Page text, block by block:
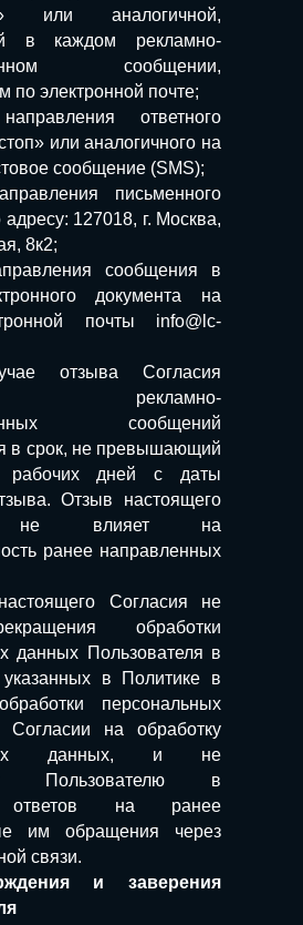
или аналогичной,
в каждом рекламно-
сообщении,
по электронной почте;
ответного
или аналогичного на
сообщение (SMS);
письменного
127018, г. Москва,
8к2;
сообщения в
документа на
почты info@lc-
отзыва Согласия
рекламно-
сообщений
в срок, не превышающий
рабочих дней с даты
Отзыв настоящего
не влияет на
ранее направленных
Согласия не
обработки
данных Пользователя в
в Политике в
персональных
на обработку
данных, и не
Пользователю в
ответов на ранее
им обращения через
связи.
и заверения